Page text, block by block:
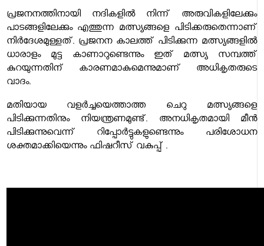
പ്രജനനത്തിനായി നദികളില്‍ നിന്ന് അരുവികളിലേക്കും
പാടങ്ങളിലേക്കും എത്തുന്ന മത്സ്യങ്ങളെ പിടിക്കരുതെന്നാണ്
നിര്‍ദേശമുള്ളത്. പ്രജനന കാലത്ത് പിടിക്കുന്ന മത്സ്യങ്ങളില്‍
ധാരാളം മുട്ട കാണാറുണ്ടെന്നും ഇത് മത്സ്യ സമ്പത്ത്
കുറയുന്നതിന് കാരണമാകുമെന്നുമാണ് അധികൃതരുടെ
വാദം.
മതിയായ വളര്‍ച്ചയെത്താത്ത ചെറു മത്സ്യങ്ങളെ
പിടിക്കുന്നതിനും നിയന്ത്രണമുണ്ട്. അനധികൃതമായി മീന്‍
പിടിക്കുന്നുവെന്ന് റിപ്പോര്‍ട്ടുകളുണ്ടെന്നും പരിശോധന
ശക്തമാക്കിയെന്നും ഫിഷറീസ് വകുപ്പ് .